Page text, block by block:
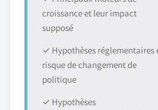
croissance et leur impact
supposé
✓ Hypothèses réglementaires
risque de changement de
politique
✓ Hypothèses